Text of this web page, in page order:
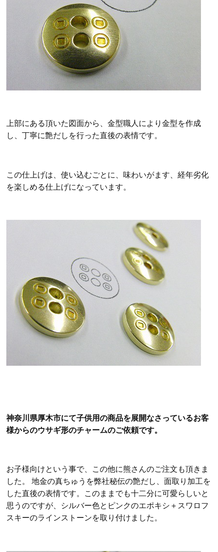
上部にある頂いた図面から、金型職人により金型を作成
し、丁寧に艶だしを行った直後の表情です。
この仕上げは、使い込むごとに、味わいがます、経年劣化
を楽しめる仕上げになっています。
神奈川県厚木市にて子供用の商品を展開なさっているお客
様からのウサギ形のチャームのご依頼です。
お子様向けという事で、この他に熊さんのご注文も頂きま
した。 地金の真ちゅうを弊社秘伝の艶だし、面取り加工を
した直後の表情です。このままでも十二分に可愛らしいと
思うのですが、シルバー色とピンクのエポキシ＋スワロフ
スキーのラインストーンを取り付けました。